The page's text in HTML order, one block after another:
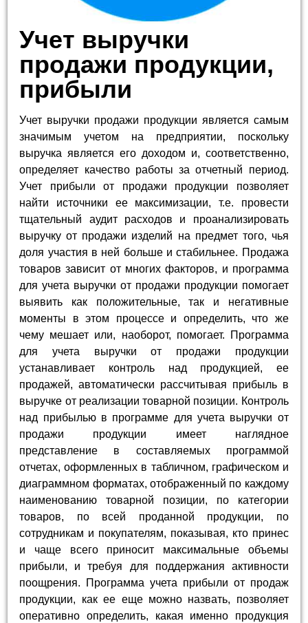
Учет выручки
продажи продукции,
прибыли
Учет выручки продажи продукции является самым
значимым учетом на предприятии, поскольку
выручка является его доходом и, соответственно,
определяет качество работы за отчетный период.
Учет прибыли от продажи продукции позволяет
найти источники ее максимизации, т.е. провести
тщательный аудит расходов и проанализировать
выручку от продажи изделий на предмет того, чья
доля участия в ней больше и стабильнее. Продажа
товаров зависит от многих факторов, и программа
для учета выручки от продажи продукции помогает
выявить как положительные, так и негативные
моменты в этом процессе и определить, что же
чему мешает или, наоборот, помогает. Программа
для учета выручки от продажи продукции
устанавливает контроль над продукцией, ее
продажей, автоматически рассчитывая прибыль в
выручке от реализации товарной позиции. Контроль
над прибылью в программе для учета выручки от
продажи продукции имеет наглядное
представление в составляемых программой
отчетах, оформленных в табличном, графическом и
диаграммном форматах, отображенный по каждому
наименованию товарной позиции, по категории
товаров, по всей проданной продукции, по
сотрудникам и покупателям, показывая, кто принес
и чаще всего приносит максимальные объемы
прибыли, и требуя для поддержания активности
поощрения. Программа учета прибыли от продаж
продукции, как ее еще можно назвать, позволяет
оперативно определить, какая именно продукция